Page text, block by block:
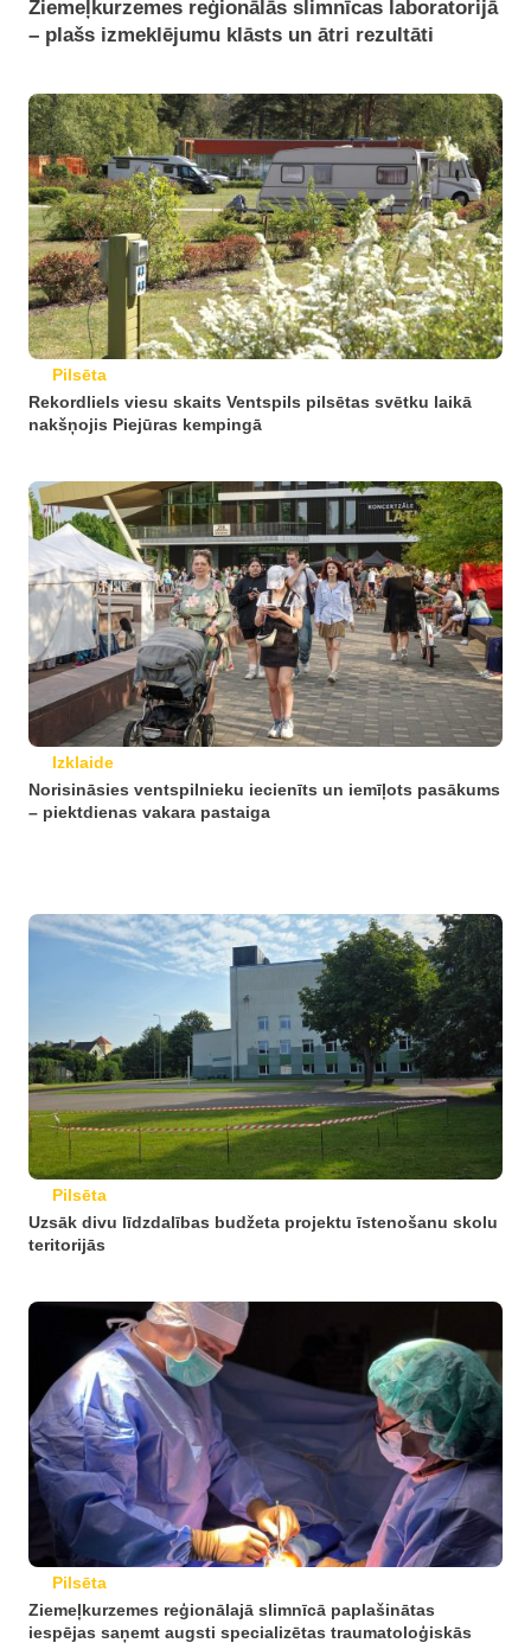
Ziemeļkurzemes reģionālās slimnīcas laboratorijā
– plašs izmeklējumu klāsts un ātri rezultāti
Pilsēta
Rekordliels viesu skaits Ventspils pilsētas svētku laikā
nakšņojis Piejūras kempingā
Izklaide
Norisināsies ventspilnieku iecienīts un iemīļots pasākums
– piektdienas vakara pastaiga
Pilsēta
Uzsāk divu līdzdalības budžeta projektu īstenošanu skolu
teritorijās
Pilsēta
Ziemeļkurzemes reģionālajā slimnīcā paplašinātas
iespējas saņemt augsti specializētas traumatoloģiskās